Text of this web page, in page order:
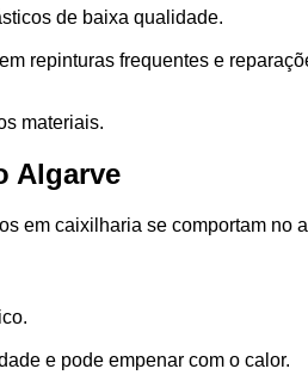
de baixa qualidade.
repinturas frequentes e
materiais.
Algarve
em caixilharia se comportam no
e pode empenar com o calor.